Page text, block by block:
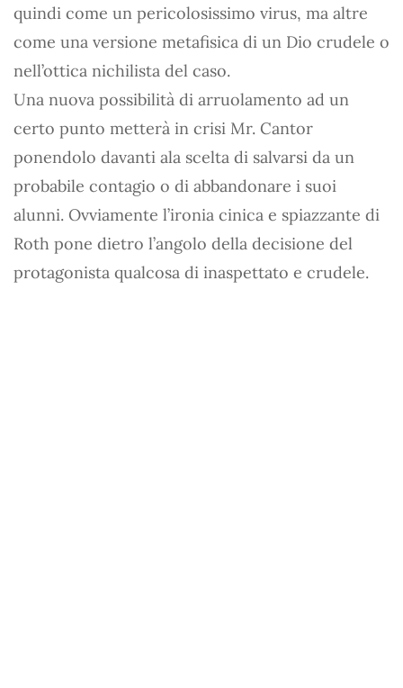
quindi come un pericolosissimo virus, ma altre
come una versione metafisica di un Dio crudele o
nell’ottica nichilista del caso.
Una nuova possibilità di arruolamento ad un
certo punto metterà in crisi Mr. Cantor
ponendolo davanti ala scelta di salvarsi da un
probabile contagio o di abbandonare i suoi
alunni. Ovviamente l’ironia cinica e spiazzante di
Roth pone dietro l’angolo della decisione del
protagonista qualcosa di inaspettato e crudele.